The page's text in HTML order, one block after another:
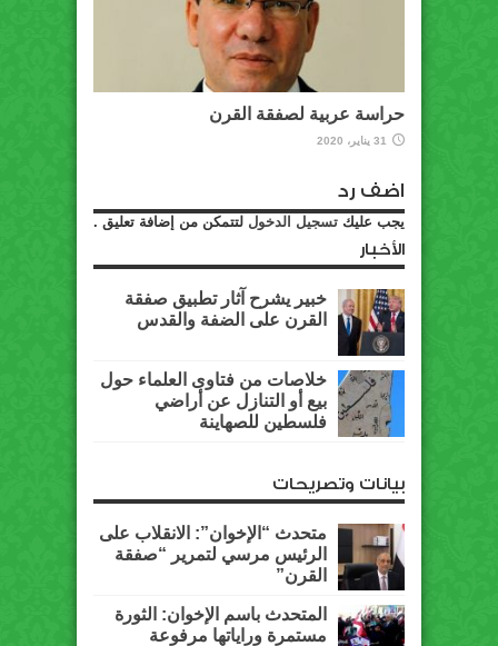
حراسة عربية لصفقة القرن
31 يناير، 2020
اضف رد
يجب عليك تسجيل الدخول لتتمكن من إضافة تعليق .
الأخبار
خبير يشرح آثار تطبيق صفقة
القرن على الضفة والقدس
خلاصات من فتاوى العلماء حول
بيع أو التنازل عن أراضي
فلسطين للصهاينة
بيانات وتصريحات
متحدث “الإخوان”: الانقلاب على
الرئيس مرسي لتمرير “صفقة
القرن”
المتحدث باسم الإخوان: الثورة
مستمرة وراياتها مرفوعة